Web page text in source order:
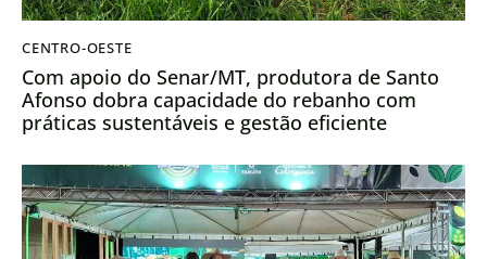
CENTRO-OESTE
Com apoio do Senar/MT, produtora de Santo
Afonso dobra capacidade do rebanho com
práticas sustentáveis e gestão eficiente